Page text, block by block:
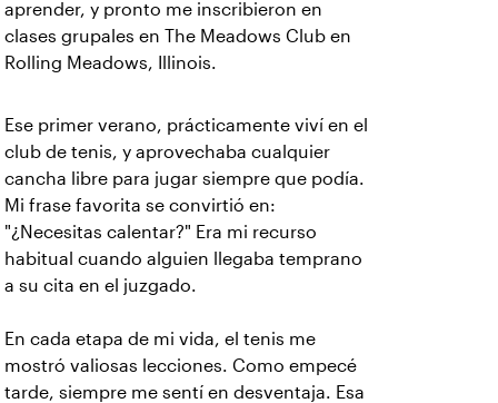
aprender, y pronto me inscribieron en
clases grupales en The Meadows Club en
Rolling Meadows, Illinois.
Ese primer verano, prácticamente viví en el
club de tenis, y aprovechaba cualquier
cancha libre para jugar siempre que podía.
Mi frase favorita se convirtió en:
"¿Necesitas calentar?" Era mi recurso
habitual cuando alguien llegaba temprano
a su cita en el juzgado.
En cada etapa de mi vida, el tenis me
mostró valiosas lecciones. Como empecé
tarde, siempre me sentí en desventaja. Esa